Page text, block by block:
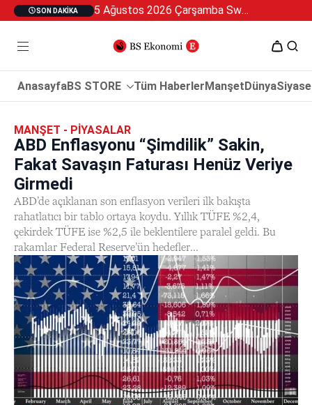
SON DAKIKA 5 Ağustos 2026 Çarşamba Swan Özel 2
AnasayfaBS STORE Tüm HaberlerManşetDünya
MANŞET - PIYASALAR
ABD Enflasyonu “Şimdilik” Sakin,
Fakat Savaşın Faturası Henüz Veriye
Girmedi
ABD’de açıklanan son enflasyon verileri ilk bakışta
rahatlatıcı bir tablo ortaya koydu. Yıllık TÜFE %2,4,
çekirdek TÜFE ise %2,5 ile beklentilere paralel geldi. Bu
rakamlar Federal Reserve’ün hedefler...